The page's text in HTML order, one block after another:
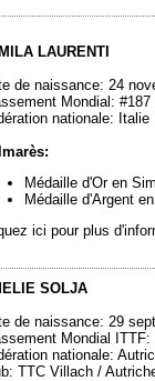
LAURENTI
de naissance: 24
Mondial:
nationale: Italie
Médaille d'Or en
Médaille d'Argent
ici pour plus
SOLJA
de naissance: 29
Mondial
nationale:
TTC Villach /